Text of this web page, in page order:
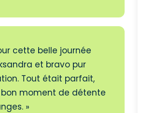
cette belle journée
et bravo pur
Tout était parfait,
moment de détente
»